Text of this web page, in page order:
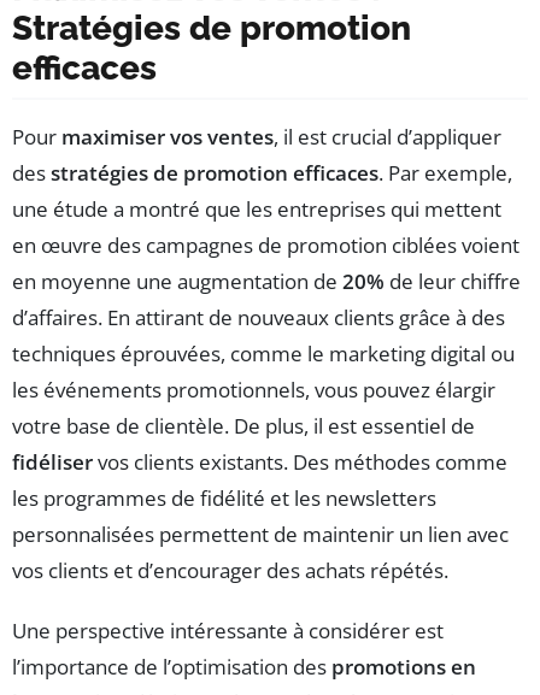
Stratégies de promotion
efficaces
Pour maximiser vos ventes, il est crucial d’appliquer
desstratégies de promotion efficaces. Par exemple,
une étude a montré que les entreprises qui mettent
en œuvre des campagnes de promotion ciblées voient
en moyenne une augmentation de 20% de leur chiffre
d’affaires. En attirant de nouveaux clients grâce à des
techniques éprouvées, comme le marketing digital ou
les événements promotionnels, vous pouvez élargir
votre base de clientèle. De plus, il est essentiel de
fidéliservos clients existants. Des méthodes comme
les programmes de fidélité et les newsletters
personnalisées permettent de maintenir un lien avec
vos clients et d’encourager des achats répétés.
Une perspective intéressante à considérer est
l’importance de l’optimisation des promotions en